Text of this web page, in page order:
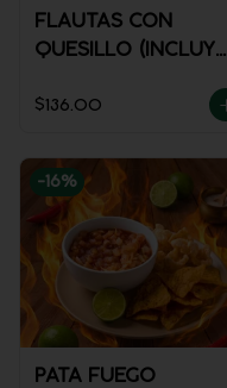
FLAUTAS CON
QUESILLO (INCLUYE
SALSA)
$136.00
-16%
PATA FUEGO